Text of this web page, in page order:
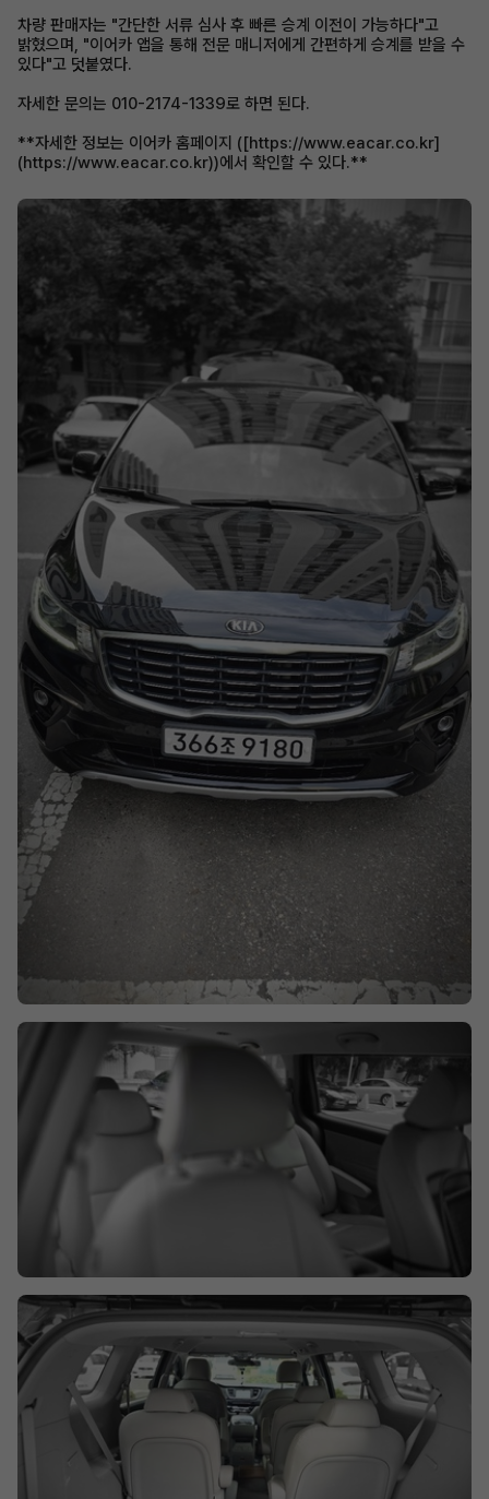
차량 판매자는 "간단한 서류 심사 후 빠른 승계 이전이 가능하다"고
밝혔으며, "이어카 앱을 통해 전문 매니저에게 간편하게 승계를 받을 수
있다"고 덧붙였다.
자세한 문의는 010-2174-1339로 하면 된다.
**자세한 정보는 이어카 홈페이지 ([https://www.eacar.co.kr]
(https://www.eacar.co.kr))에서 확인할 수 있다.**